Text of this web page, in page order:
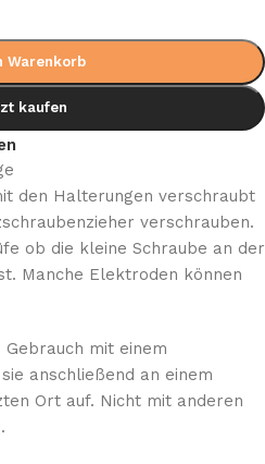
Warenkorb
kaufen
den Halterungen verschraubt
verschrauben.
ob die kleine Schraube an der
Manche Elektroden können
mit einem
anschließend an einem
Ort auf. Nicht mit anderen